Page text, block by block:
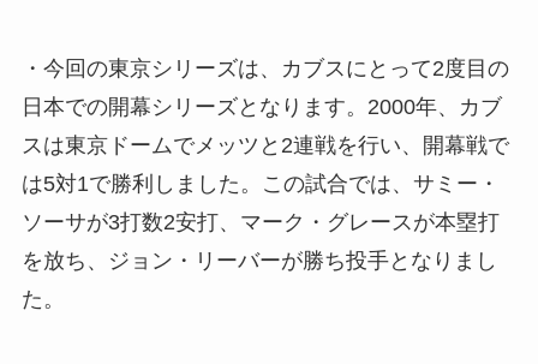
・今回の東京シリーズは、カブスにとって2度目の
日本での開幕シリーズとなります。2000年、カブ
スは東京ドームでメッツと2連戦を行い、開幕戦で
は5対1で勝利しました。この試合では、サミー・
ソーサが3打数2安打、マーク・グレースが本塁打
を放ち、ジョン・リーバーが勝ち投手となりまし
た。